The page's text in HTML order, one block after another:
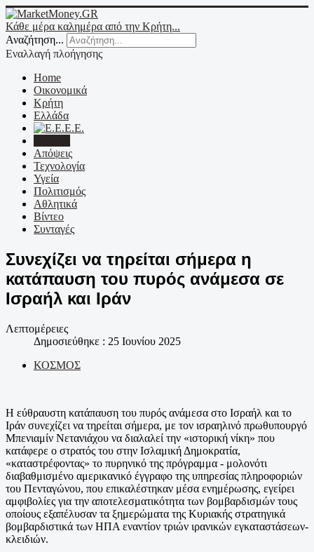
Κάθε μέρα καλημέρα από την Κρήτη...
Αναζήτηση...
Εναλλαγή πλοήγησης
Home
Οικονομικά
Κρήτη
Ελλάδα
Ε.Ε.
Απόψεις
Τεχνολογία
Υγεία
Πολιτισμός
Αθλητικά
Βίντεο
Συνταγές
Συνεχίζει να τηρείται σήμερα η
κατάπαυση του πυρός ανάμεσα σε
Ισραήλ και Ιράν
Λεπτομέρειες
Δημοσιεύθηκε : 25 Ιουνίου 2025
ΚΟΣΜΟΣ
Η εύθραυστη κατάπαυση του πυρός ανάμεσα στο Ισραήλ και το
Ιράν συνεχίζει να τηρείται σήμερα, με τον ισραηλινό πρωθυπουργό
Μπενιαμίν Νετανιάχου να διαλαλεί την «ιστορική νίκη» που
κατάφερε ο στρατός του στην Ισλαμική Δημοκρατία,
«καταστρέφοντας» το πυρηνικό της πρόγραμμα - μολονότι
διαβαθμισμένο αμερικανικό έγγραφο της υπηρεσίας πληροφοριών
του Πενταγώνου, που επικαλέστηκαν μέσα ενημέρωσης, εγείρει
αμφιβολίες για την αποτελεσματικότητα των βομβαρδισμών τους
οποίους εξαπέλυσαν τα ξημερώματα της Κυριακής στρατηγικά
βομβαρδιστικά των ΗΠΑ εναντίον τριών ιρανικών εγκαταστάσεων-
κλειδιών.